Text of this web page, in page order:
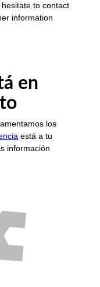
to contact
information
en
los
está a tu
información